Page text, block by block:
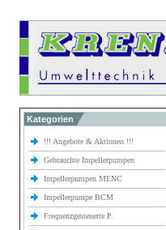
Kategorien
!!! Angebote & Aktionen !!!
Gebrauchte Impellerpumpen
Impellerpumpen MENC
Impellerpumpe BCM
Frequenzgesteuerte P.